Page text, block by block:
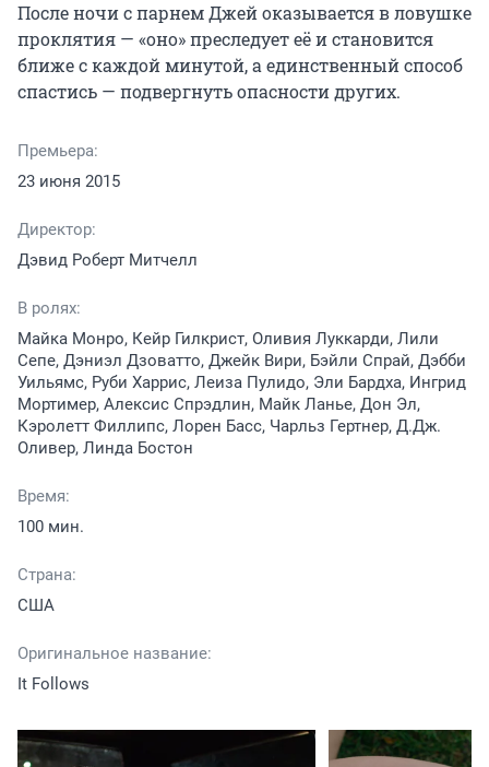
После ночи с парнем Джей оказывается в ловушке
проклятия — «оно» преследует её и становится
ближе с каждой минутой, а единственный способ
спастись — подвергнуть опасности других.
Премьера:
23 июня 2015
Директор:
Дэвид Роберт Митчелл
В ролях:
Майка Монро, Кейр Гилкрист, Оливия Луккарди, Лили
Сепе, Дэниэл Дзоватто, Джейк Вири, Бэйли Спрай, Дэбби
Уильямс, Руби Харрис, Леиза Пулидо, Эли Бардха, Ингрид
Мортимер, Алексис Спрэдлин, Майк Ланье, Дон Эл,
Кэролетт Филлипс, Лорен Басс, Чарльз Гертнер, Д.Дж.
Оливер, Линда Бостон
Время:
100 мин.
Страна:
США
Оригинальное название:
It Follows